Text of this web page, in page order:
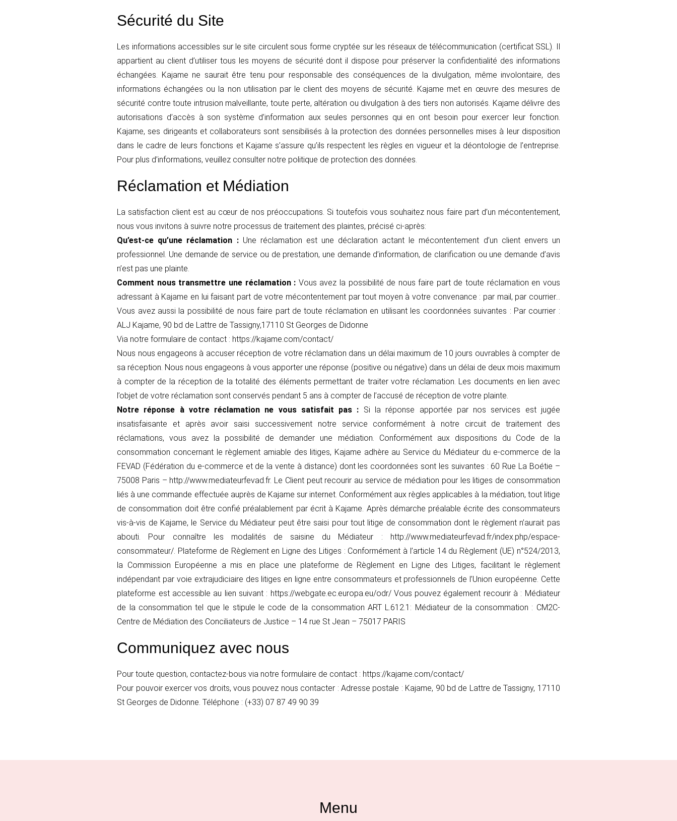
Sécurité du Site
Les informations accessibles sur le site circulent sous forme cryptée sur les réseaux de télécommunication (certificat SSL). Il
appartient au client d’utiliser tous les moyens de sécurité dont il dispose pour préserver la confidentialité des informations
échangées. Kajame ne saurait être tenu pour responsable des conséquences de la divulgation, même involontaire, des
informations échangées ou la non utilisation par le client des moyens de sécurité. Kajame met en œuvre des mesures de
sécurité contre toute intrusion malveillante, toute perte, altération ou divulgation à des tiers non autorisés. Kajame délivre des
autorisations d’accès à son système d’information aux seules personnes qui en ont besoin pour exercer leur fonction.
Kajame, ses dirigeants et collaborateurs sont sensibilisés à la protection des données personnelles mises à leur disposition
dans le cadre de leurs fonctions et Kajame s’assure qu’ils respectent les règles en vigueur et la déontologie de l’entreprise.
Pour plus d’informations, veuillez consulter notre politique de protection des données.
Réclamation et Médiation
La satisfaction client est au cœur de nos préoccupations. Si toutefois vous souhaitez nous faire part d’un mécontentement,
nous vous invitons à suivre notre processus de traitement des plaintes, précisé ci-après:
Qu’est-ce qu’une réclamation : Une réclamation est une déclaration actant le mécontentement d’un client envers un
professionnel. Une demande de service ou de prestation, une demande d’information, de clarification ou une demande d’avis
n’est pas une plainte.
Comment nous transmettre une réclamation : Vous avez la possibilité de nous faire part de toute réclamation en vous
adressant à Kajame en lui faisant part de votre mécontentement par tout moyen à votre convenance : par mail, par courrier…
Vous avez aussi la possibilité de nous faire part de toute réclamation en utilisant les coordonnées suivantes : Par courrier :
ALJ Kajame, 90 bd de Lattre de Tassigny,17110 St Georges de Didonne
Via notre formulaire de contact : https://kajame.com/contact/
Nous nous engageons à accuser réception de votre réclamation dans un délai maximum de 10 jours ouvrables à compter de
sa réception. Nous nous engageons à vous apporter une réponse (positive ou négative) dans un délai de deux mois maximum
à compter de la réception de la totalité des éléments permettant de traiter votre réclamation. Les documents en lien avec
l’objet de votre réclamation sont conservés pendant 5 ans à compter de l’accusé de réception de votre plainte.
Notre réponse à votre réclamation ne vous satisfait pas : Si la réponse apportée par nos services est jugée
insatisfaisante et après avoir saisi successivement notre service conformément à notre circuit de traitement des
réclamations, vous avez la possibilité de demander une médiation. Conformément aux dispositions du Code de la
consommation concernant le règlement amiable des litiges, Kajame adhère au Service du Médiateur du e-commerce de la
FEVAD (Fédération du e-commerce et de la vente à distance) dont les coordonnées sont les suivantes : 60 Rue La Boétie –
75008 Paris – http://www.mediateurfevad.fr. Le Client peut recourir au service de médiation pour les litiges de consommation
liés à une commande effectuée auprès de Kajame sur internet. Conformément aux règles applicables à la médiation, tout litige
de consommation doit être confié préalablement par écrit à Kajame. Après démarche préalable écrite des consommateurs
vis-à-vis de Kajame, le Service du Médiateur peut être saisi pour tout litige de consommation dont le règlement n’aurait pas
abouti. Pour connaître les modalités de saisine du Médiateur : http://www.mediateurfevad.fr/index.php/espace-
consommateur/. Plateforme de Règlement en Ligne des Litiges : Conformément à l’article 14 du Règlement (UE) n°524/2013,
la Commission Européenne a mis en place une plateforme de Règlement en Ligne des Litiges, facilitant le règlement
indépendant par voie extrajudiciaire des litiges en ligne entre consommateurs et professionnels de l’Union européenne. Cette
plateforme est accessible au lien suivant : https://webgate.ec.europa.eu/odr/ Vous pouvez également recourir à : Médiateur
de la consommation tel que le stipule le code de la consommation ART L.612.1: Médiateur de la consommation : CM2C-
Centre de Médiation des Conciliateurs de Justice – 14 rue St Jean – 75017 PARIS
Communiquez avec nous
Pour toute question, contactez-bous via notre formulaire de contact : https://kajame.com/contact/
Pour pouvoir exercer vos droits, vous pouvez nous contacter : Adresse postale : Kajame, 90 bd de Lattre de Tassigny, 17110
St Georges de Didonne. Téléphone : (+33) 07 87 49 90 39
Menu